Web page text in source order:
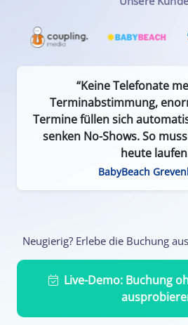
“Keine Telefonate
Terminabstimmung,
Termine füllen sich
senken No-Shows. So
heute
BabyBeach
Neugierig? Erlebe die Buchung
Live-Demo: Buchung